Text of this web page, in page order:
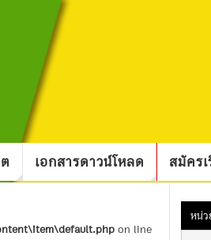
เอกสารดาวน์โหลด สมัคร
on line
หน่ว